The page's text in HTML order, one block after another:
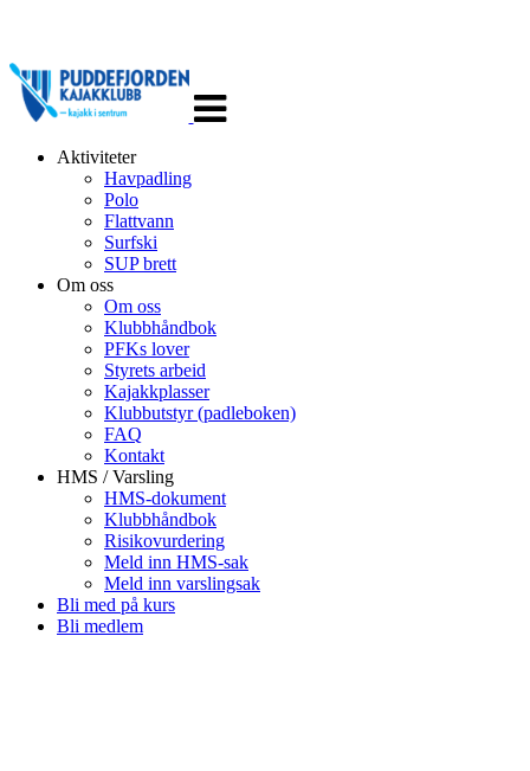
navigasjon
Aktiviteter
Havpadling
Polo
Flattvann
Surfski
SUP brett
Om oss
Om oss
Klubbhåndbok
PFKs lover
Styrets arbeid
Kajakkplasser
Klubbutstyr (padleboken)
FAQ
Kontakt
HMS / Varsling
HMS-dokument
Klubbhåndbok
Risikovurdering
Meld inn HMS-sak
Meld inn varslingsak
Bli med på kurs
Bli medlem